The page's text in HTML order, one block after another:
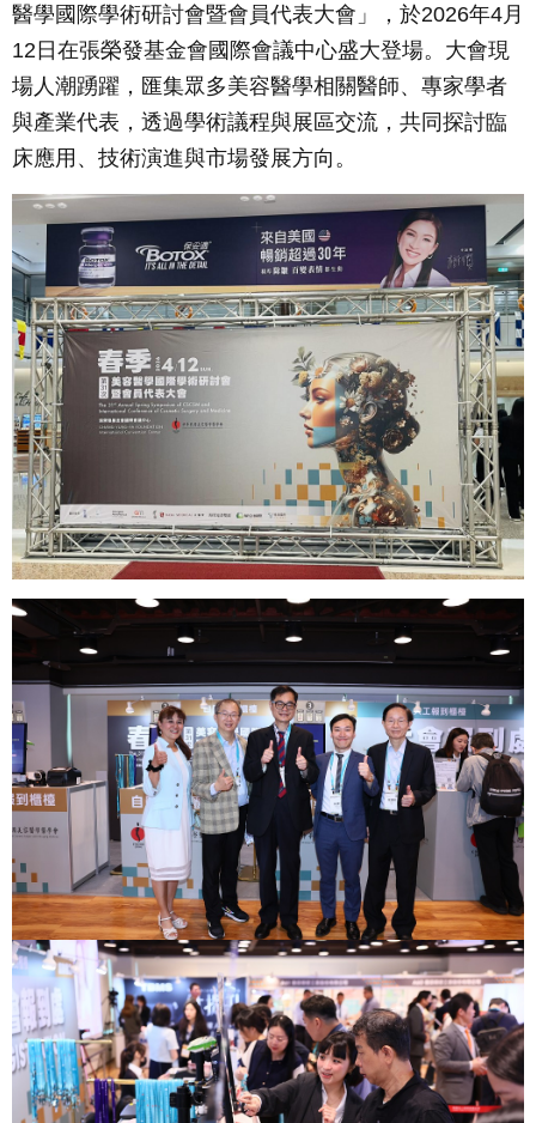
醫學國際學術研討會暨會員代表大會」，於2026年4月
12日在張榮發基金會國際會議中心盛大登場。大會現
場人潮踴躍，匯集眾多美容醫學相關醫師、專家學者
與產業代表，透過學術議程與展區交流，共同探討臨
床應用、技術演進與市場發展方向。